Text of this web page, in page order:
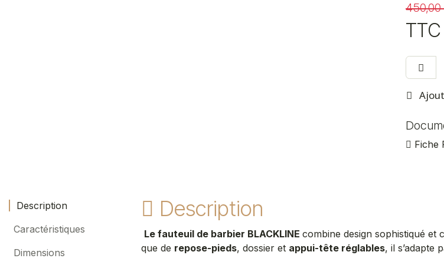
450,00
TTC
Fiche
Description
Caractéristiques
Dimensions
Description
Le fauteuil de barbier BLACKLINE combine design sophistiqué et
que de repose-pieds, dossier et appui-tête réglables, il s’adapte